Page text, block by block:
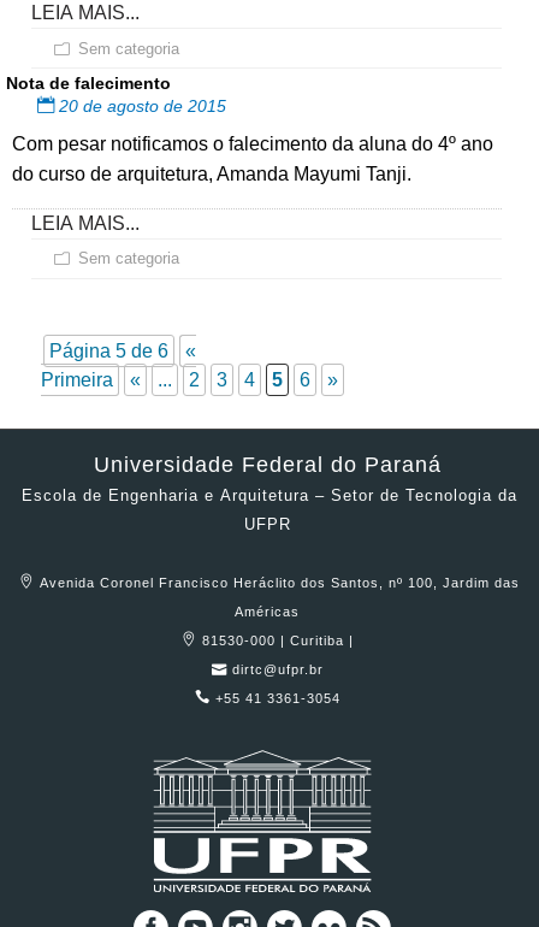
LEIA MAIS...
Sem categoria
Nota de falecimento
20 de agosto de 2015
Com pesar notificamos o falecimento da aluna do 4º ano
do curso de arquitetura, Amanda Mayumi Tanji.
LEIA MAIS...
Sem categoria
Página 5 de 6
«
Primeira
« ... 2 3 4 5 6 »
Universidade Federal do Paraná
Escola de Engenharia e Arquitetura – Setor de Tecnologia da
UFPR
Avenida Coronel Francisco Heráclito dos Santos, nº 100, Jardim das
Américas
81530-000 | Curitiba |
dirtc@ufpr.br
+55 41 3361-3054